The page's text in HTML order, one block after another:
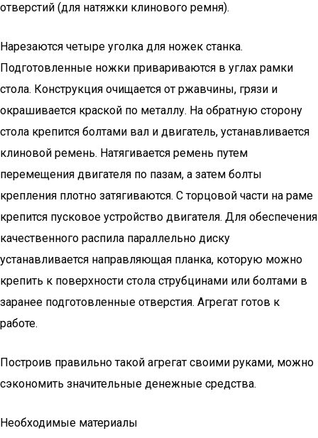
отверстий (для натяжки клинового ремня).
Нарезаются четыре уголка для ножек станка.
Подготовленные ножки привариваются в углах рамки
стола. Конструкция очищается от ржавчины, грязи и
окрашивается краской по металлу. На обратную сторону
стола крепится болтами вал и двигатель, устанавливается
клиновой ремень. Натягивается ремень путем
перемещения двигателя по пазам, а затем болты
крепления плотно затягиваются. С торцовой части на раме
крепится пусковое устройство двигателя. Для обеспечения
качественного распила параллельно диску
устанавливается направляющая планка, которую можно
крепить к поверхности стола струбцинами или болтами в
заранее подготовленные отверстия. Агрегат готов к
работе.
Построив правильно такой агрегат своими руками, можно
сэкономить значительные денежные средства.
Необходимые материалы